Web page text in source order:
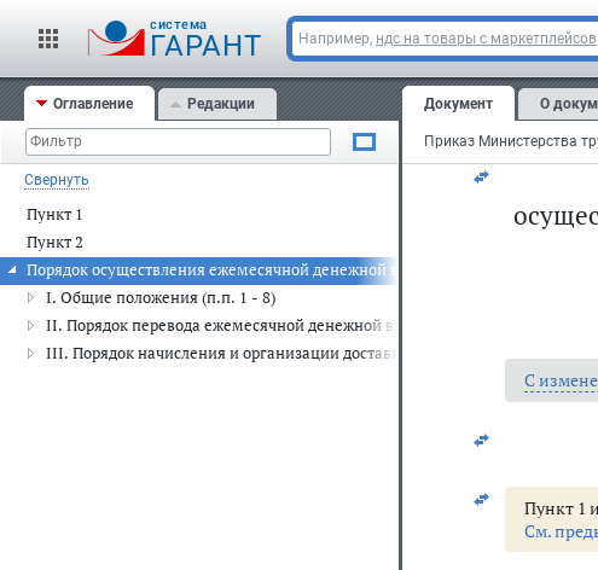
cистема
ГАРАНТ Например, ндс на товары с маркетплейсов
Оглавление Редакции
Свернуть
Пункт 1
Пункт 2
Порядок осуществления ежемесячной денежной выплаты отдельным
I. Общие положения (п.п. 1 - 8)
II. Порядок перевода ежемесячной денежной выплаты с одного
III. Порядок начисления и организации доставки ежемесячной денежной
Документ О
Министр
С
Пункт 1
См.